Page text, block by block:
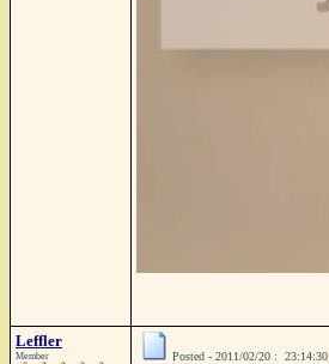
Leffler
Member Posted - 2011/02/20 : 23:14:30